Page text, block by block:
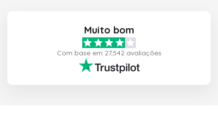
Muito bom
Com base em 27,542 avaliações